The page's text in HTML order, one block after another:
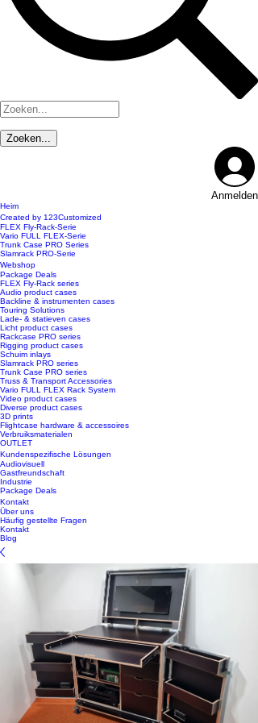
Anmelden
Heim
Created by 123Customized
FLEX Fly-Rack-Serie
Vario FULL FLEX-Serie
Trunk Case PRO Series
Slamrack PRO-Serie
Webshop
Package Deals
FLEX Fly-Rack series
Audio product cases
Backline & instrumenten cases
Touring Solutions
Lade- & statieven cases
Licht product cases
Rackcase PRO series
Rigging product cases
Schuim inlays
Slamrack PRO series
Trunk Case PRO series
Truss & Transport Accessories
Vario FULL FLEX Rack System
Video product cases
Diverse product cases
3D prints
Flightcase hardware & accessoires
Verbruiksmaterialen
OUTLET
Kundenspezifische Lösungen
Audiovisuell
Gastfreundschaft
Industrie
Package Deals
Kontakt
Über uns
Häufig gestellte Fragen
Kontakt
Blog